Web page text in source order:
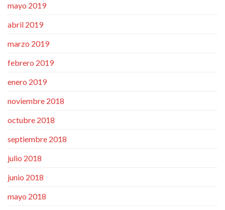
mayo 2019
abril 2019
marzo 2019
febrero 2019
enero 2019
noviembre 2018
octubre 2018
septiembre 2018
julio 2018
junio 2018
mayo 2018